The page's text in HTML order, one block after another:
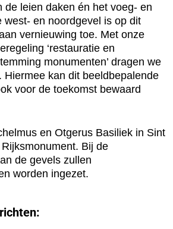
de leien daken én het voeg- en
west- en noordgevel is op dit
vernieuwing toe. Met onze
‘restauratie en
monumenten’ dragen we
Hiermee kan dit beeldbepalende
voor de toekomst bewaard
en Otgerus Basiliek in Sint
Bij de
de gevels zullen
worden ingezet.